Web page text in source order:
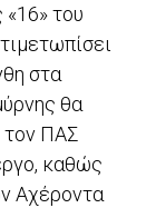
«16» του
στα
θα
τον ΠΑΣ
καθώς
Αχέροντα